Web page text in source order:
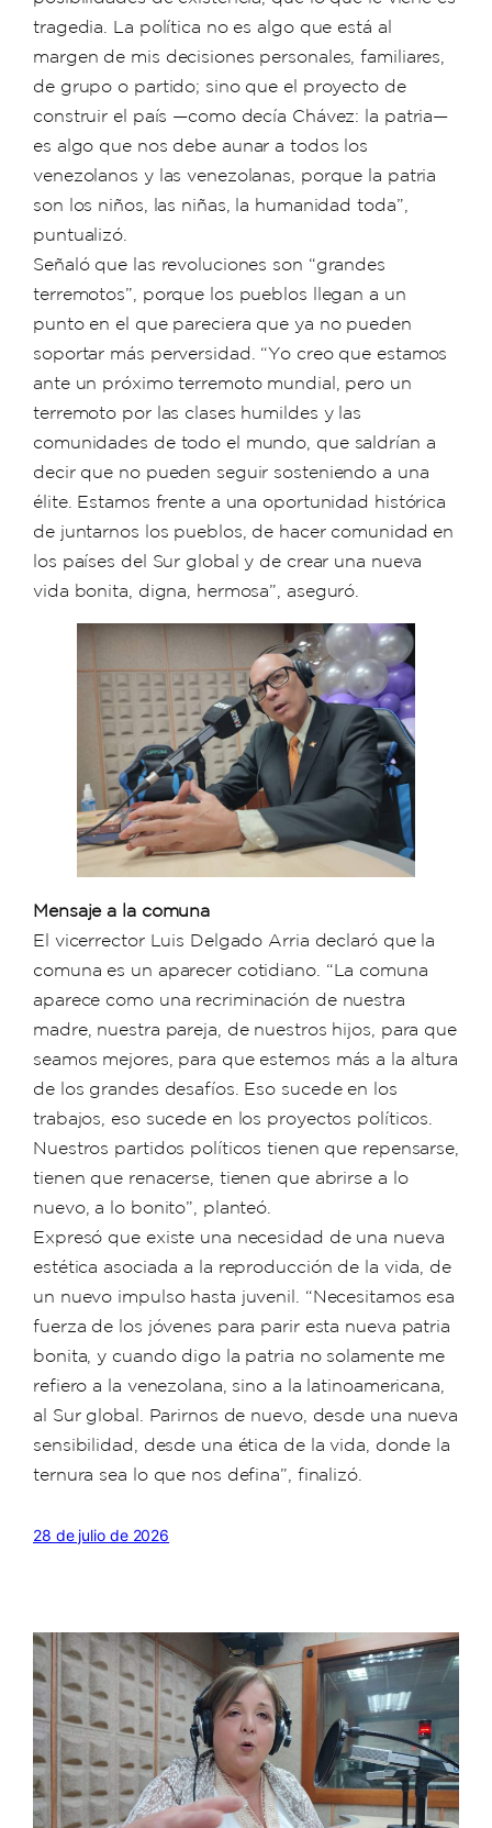
tragedia. La política no es algo que está al
margen de mis decisiones personales, familiares,
de grupo o partido; sino que el proyecto de
construir el país —como decía Chávez: la patria—
es algo que nos debe aunar a todos los
venezolanos y las venezolanas, porque la patria
son los niños, las niñas, la humanidad toda”,
puntualizó.
Señaló que las revoluciones son “grandes
terremotos”, porque los pueblos llegan a un
punto en el que pareciera que ya no pueden
soportar más perversidad. “Yo creo que estamos
ante un próximo terremoto mundial, pero un
terremoto por las clases humildes y las
comunidades de todo el mundo, que saldrían a
decir que no pueden seguir sosteniendo a una
élite. Estamos frente a una oportunidad histórica
de juntarnos los pueblos, de hacer comunidad en
los países del Sur global y de crear una nueva
vida bonita, digna, hermosa”, aseguró.
Mensaje a la comuna
El vicerrector Luis Delgado Arria declaró que la
comuna es un aparecer cotidiano. “La comuna
aparece como una recriminación de nuestra
madre, nuestra pareja, de nuestros hijos, para que
seamos mejores, para que estemos más a la altura
de los grandes desafíos. Eso sucede en los
trabajos, eso sucede en los proyectos políticos.
Nuestros partidos políticos tienen que repensarse,
tienen que renacerse, tienen que abrirse a lo
nuevo, a lo bonito”, planteó.
Expresó que existe una necesidad de una nueva
estética asociada a la reproducción de la vida, de
un nuevo impulso hasta juvenil. “Necesitamos esa
fuerza de los jóvenes para parir esta nueva patria
bonita, y cuando digo la patria no solamente me
refiero a la venezolana, sino a la latinoamericana,
al Sur global. Parirnos de nuevo, desde una nueva
sensibilidad, desde una ética de la vida, donde la
ternura sea lo que nos defina”, finalizó.
28 de julio de 2026